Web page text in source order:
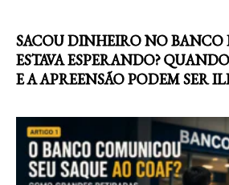
SACOU DINHEIRO NO BANCO
ESTAVA ESPERANDO?
E A APREENSÃO PODEM SER